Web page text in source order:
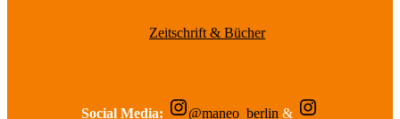
Zeitschrift & Bücher
Social Media: @maneo_berlin &